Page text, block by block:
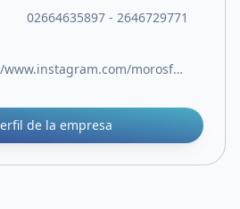
02664635897 - 2646729771
https://www.instagram.com/morosfood.sl?igsh=ZXZ5ejR1eWwzYTNw
de la empresa